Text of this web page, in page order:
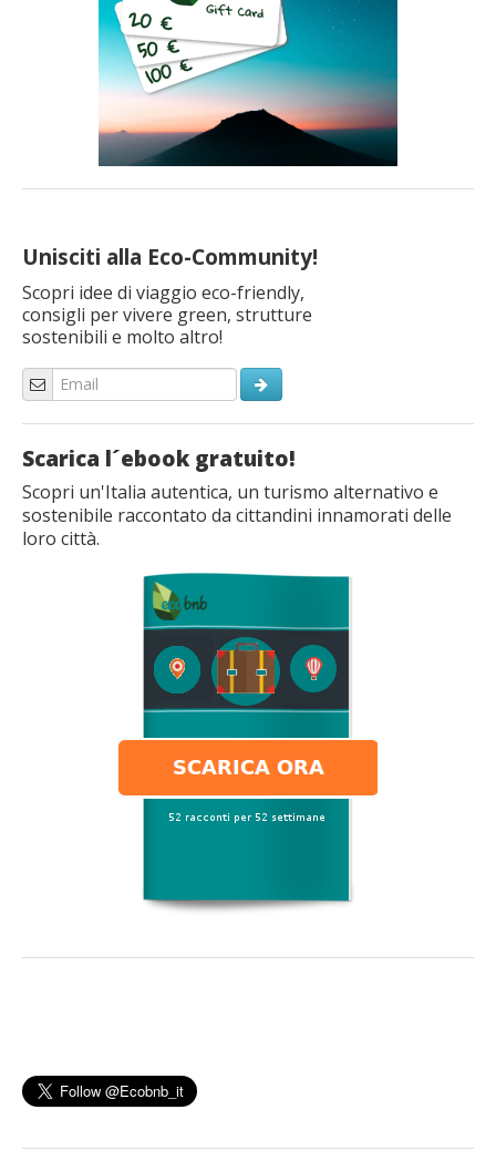
Unisciti alla Eco-Community!
Scopri idee di viaggio eco-friendly,
consigli per vivere green, strutture
sostenibili e molto altro!
Scarica l´ebook gratuito!
Scopri un'Italia autentica, un turismo alternativo e
sostenibile raccontato da cittandini innamorati delle
loro città.